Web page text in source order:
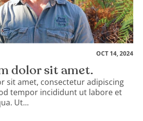
OCT 14, 2024
dolor sit amet.
sit amet, consectetur adipiscing
tempor incididunt ut labore et
Ut...